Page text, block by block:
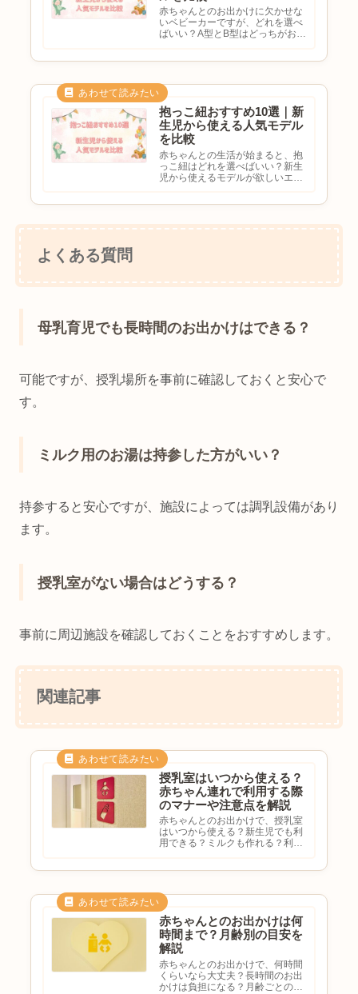
赤ちゃんとのお出かけに欠かせな
いベビーカーですが、どれを選べ
ばいい？A型とB型はどっちがおす
は毎日の移動や買い物、旅行な...
抱っこ紐おすすめ10選｜新
生児から使える人気モデル
を比較
赤ちゃんとの生活が始まると、抱
っこ紐はどれを選べばいい？新生
児から使えるモデルが欲しいエル
か。抱っこ紐は毎日の育児で活躍
よくある質問
母乳育児でも長時間のお出かけはできる？
可能ですが、授乳場所を事前に確認しておくと安心で
す。
ミルク用のお湯は持参した方がいい？
持参すると安心ですが、施設によっては調乳設備があり
ます。
授乳室がない場合はどうする？
事前に周辺施設を確認しておくことをおすすめします。
関連記事
授乳室はいつから使える？
赤ちゃん連れで利用する際
のマナーや注意点を解説
赤ちゃんとのお出かけで、授乳室
はいつから使える？新生児でも利
用できる？ミルクも作れる？利用
この記事では、授乳室を利用で
き...
赤ちゃんとのお出かけは何
時間まで？月齢別の目安を
解説
赤ちゃんとのお出かけで、何時間
くらいなら大丈夫？長時間のお出
かけは負担になる？月齢ごとの目